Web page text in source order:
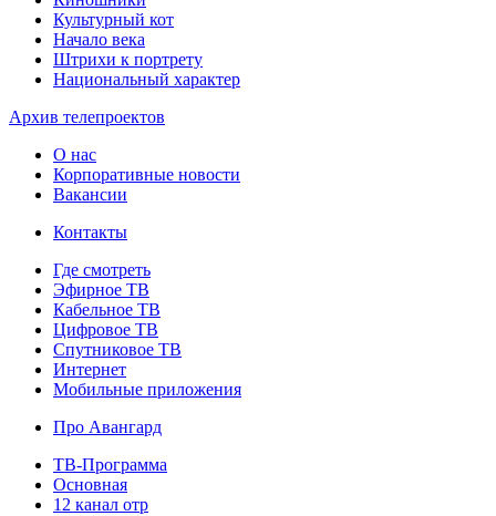
Культурный кот
Начало века
Штрихи к портрету
Национальный характер
Архив телепроектов
О нас
Корпоративные новости
Вакансии
Контакты
Где смотреть
Эфирное ТВ
Кабельное ТВ
Цифровое ТВ
Спутниковое ТВ
Интернет
Мобильные приложения
Про Авангард
ТВ-Программа
Основная
12 канал отр